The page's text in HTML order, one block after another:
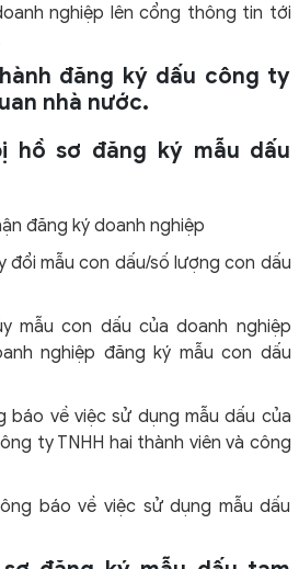
nghiệp lên cổng thông tin tới
đăng ký dấu công ty
nhà nước.
hồ sơ đăng ký mẫu dấu
đăng ký doanh nghiệp
đổi mẫu con dấu/số lượng con dấu
mẫu con dấu của doanh nghiệp
nghiệp đăng ký mẫu con dấu
báo về việc sử dụng mẫu dấu của
ty TNHH hai thành viên và công
báo về việc sử dụng mẫu dấu